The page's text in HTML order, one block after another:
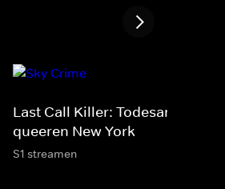
Last Call Killer: Todesangst im
queeren New York
S1 streamen